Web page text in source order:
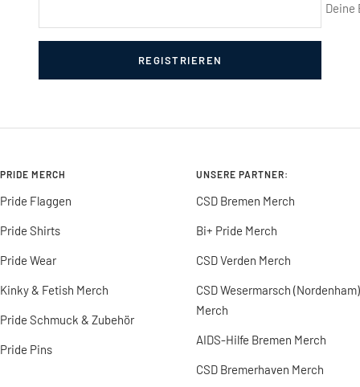
Deine
REGISTRIEREN
PRIDE MERCH
Pride Flaggen
Pride Shirts
Pride Wear
Kinky & Fetish Merch
Pride Schmuck & Zubehör
Pride Pins
UNSERE PARTNER:
CSD Bremen Merch
Bi+ Pride Merch
CSD Verden Merch
CSD Wesermarsch (Nordenham)
Merch
AIDS-Hilfe Bremen Merch
CSD Bremerhaven Merch